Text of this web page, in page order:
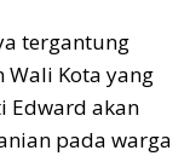
tergantung
Kota yang
Edward akan
pada warga